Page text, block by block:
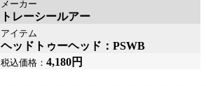
メーカー
トレーシールアー
アイテム
ヘッドトゥーヘッド：PSWB
税込価格： 4,180円